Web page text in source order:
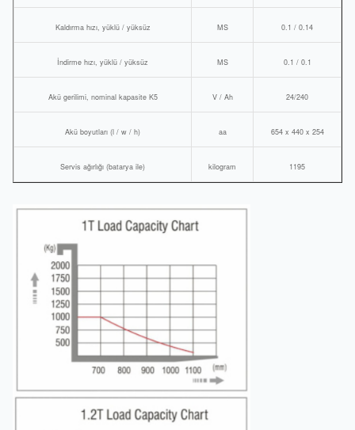
Kaldırma hızı, yüklü / yüksüz MS 0.1 / 0.14
İndirme hızı, yüklü / yüksüz MS 0.1 / 0.1
Akü gerilimi, nominal kapasite K5 V / Ah 24/240
Akü boyutları (l / w / h) aa 654 x 440 x 254
Servis ağırlığı (batarya ile) kilogram 1195